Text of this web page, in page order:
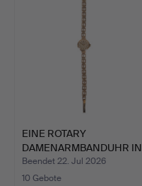
EINE ROTARY
DAMENARMBANDUHR IN
9 KARAT GOL…
Beendet 22. Jul 2026
10 Gebote